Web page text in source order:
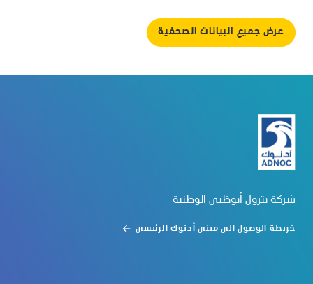
عرض جميع البيانات الصحفية
شركة بترول أبوظبي الوطنية
خريطة الوصول الى مبنى أدنوك الرئيسي